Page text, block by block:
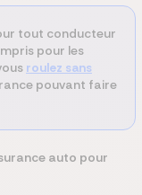
tout conducteur
pour les
roulez sans
pouvant faire
auto pour